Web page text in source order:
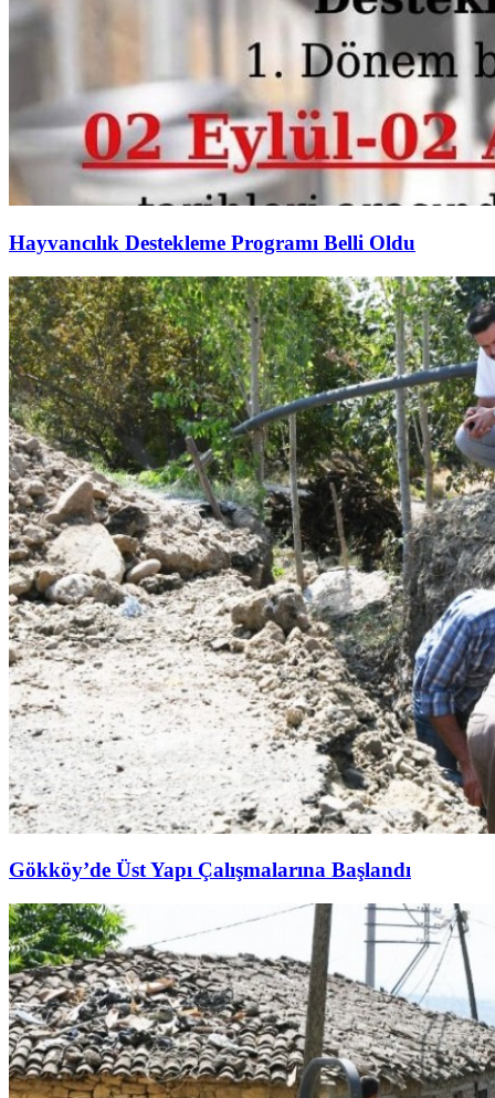
Hayvancılık Destekleme Programı Belli Oldu
Gökköy’de Üst Yapı Çalışmalarına Başlandı